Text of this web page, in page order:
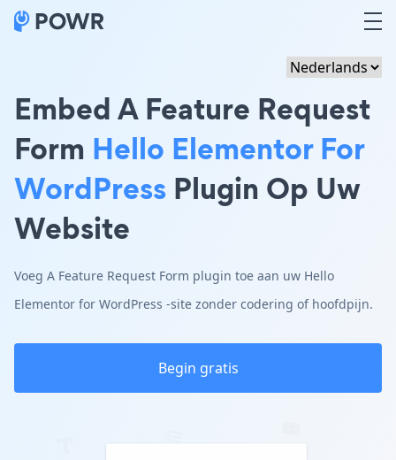
Embed A Feature Request
Form Hello Elementor For
WordPress Plugin Op Uw
Website
Voeg A Feature Request Form plugin toe aan uw Hello
Elementor for WordPress -site zonder codering of hoofdpijn.
Begin gratis